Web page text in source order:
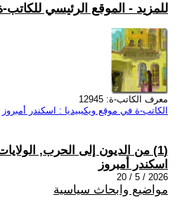
للمزيد - الموقع الرئيسي للكاتب-
معرف الكاتب-ة: 12945
الكاتب-ة في موقع ويكيبيديا : اسكندر أمبروز
(1) من الديون إلى الحرب, الولايات المتحدة النازيّة.
اسكندر أمبروز
2026 / 5 / 20
مواضيع وابحاث سياسية